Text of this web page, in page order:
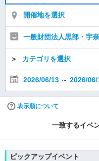
開催地を選択
一般財団法人黒部・宇
＞ カテゴリを選択
2026/06/13 ～ 2026/06/
表示順について
一致するイベ
ピックアップイベント